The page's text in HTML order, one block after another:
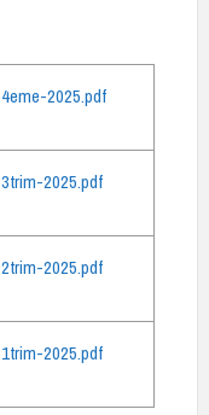
2025.pdf
2025.pdf
2025.pdf
2025.pdf